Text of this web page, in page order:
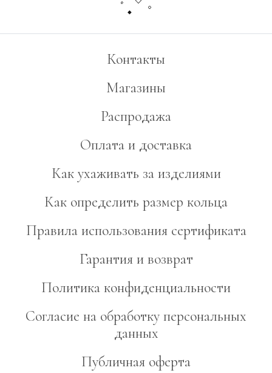
Контакты
Магазины
Распродажа
Оплата и доставка
Как ухаживать за изделиями
Как определить размер кольца
Правила использования сертификата
Гарантия и возврат
Политика конфиденциальности
Согласие на обработку персональных
данных
Публичная оферта